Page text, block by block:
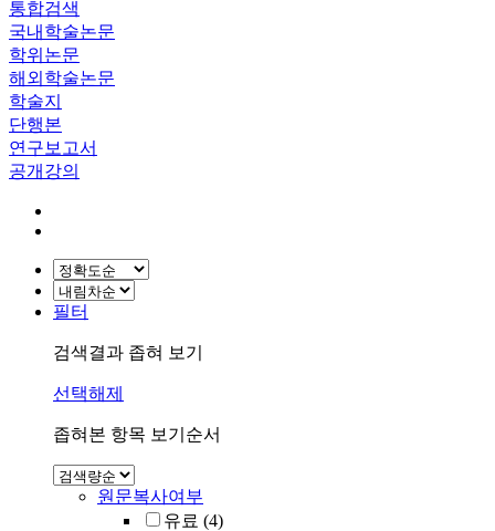
통합검색
국내학술논문
학위논문
해외학술논문
학술지
단행본
연구보고서
공개강의
필터
검색결과 좁혀 보기
선택해제
좁혀본 항목 보기순서
원문복사여부
유료 (4)